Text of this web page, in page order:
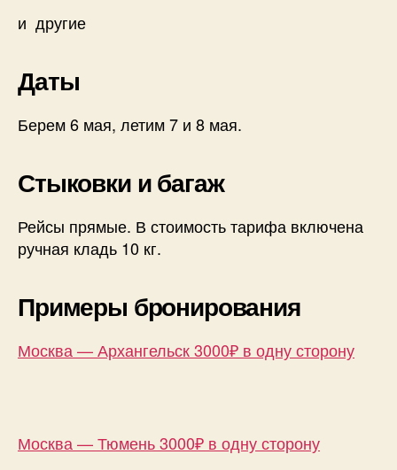
и другие
Даты
Берем 6 мая, летим 7 и 8 мая.
Стыковки и багаж
Рейсы прямые. В стоимость тарифа включена
ручная кладь 10 кг.
Примеры бронирования
Москва — Архангельск 3000₽ в одну сторону
Москва — Тюмень 3000₽ в одну сторону